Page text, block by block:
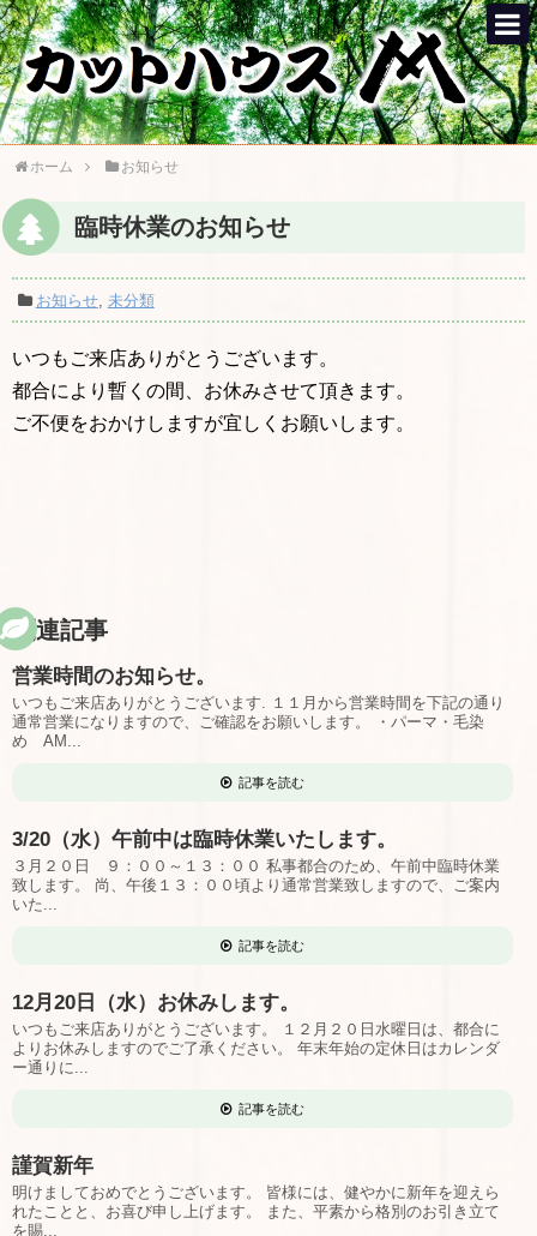
ホーム お知らせ
臨時休業のお知らせ
お知らせ, 未分類
いつもご来店ありがとうございます。
都合により暫くの間、お休みさせて頂きます。
ご不便をおかけしますが宜しくお願いします。
関連記事
営業時間のお知らせ。
いつもご来店ありがとうございます. １１月から営業時間を下記の通り
通常営業になりますので、ご確認をお願いします。 ・パーマ・毛染
め AM...
記事を読む
3/20（水）午前中は臨時休業いたします。
３月２０日 ９：００～１３：００ 私事都合のため、午前中臨時休業
致します。 尚、午後１３：００頃より通常営業致しますので、ご案内
いた...
記事を読む
12月20日（水）お休みします。
いつもご来店ありがとうございます。 １２月２０日水曜日は、都合に
よりお休みしますのでご了承ください。 年末年始の定休日はカレンダ
ー通りに...
記事を読む
謹賀新年
明けましておめでとうございます。 皆様には、健やかに新年を迎えら
れたことと、お喜び申し上げます。 また、平素から格別のお引き立て
を賜...